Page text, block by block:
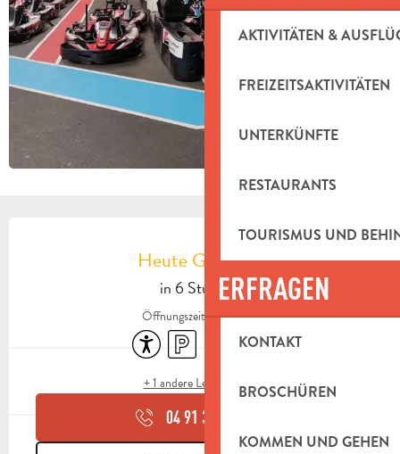
AKTIVITÄTEN &
FREIZEITSAKTIVITÄTEN
UNTERKÜNFTE
RESTAURANTS
TOURISMUS UND
ERFRAGEN
KONTAKT
BROSCHÜREN
KOMMEN UND GEHEN
ÖFFNUNGSZEITEN &
Heute Geöffnet
in 6 Stunden
Öffnungszeiten ansehen
Zugänglichkeit
ParkplatzToilettenTiere erlaubt
+ 1 andere Leistung(en)
04 91 36 22